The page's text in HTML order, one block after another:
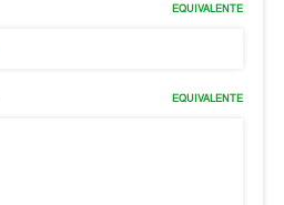
EQUIVALENTE
EQUIVALENTE